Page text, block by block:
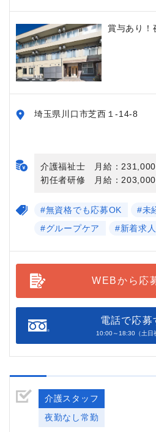
賞与あり！
埼玉県川口市芝西１-14-8
介護福祉士 月給：231,000
初任者研修 月給：203,000
#無資格でも応募OK
#未
#グループケア
#新着求人
WEBから応
電話で応募
10:00～18:30（土日
介護スタッフ
夜勤なし常勤